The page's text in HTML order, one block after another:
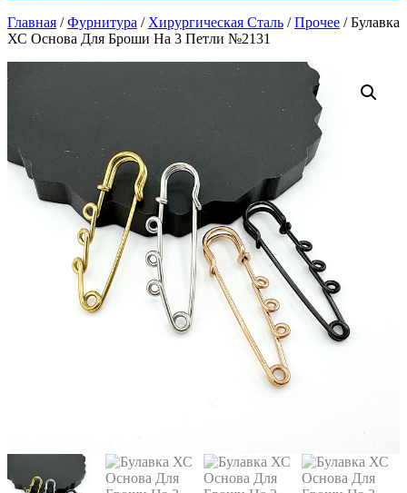
Главная /Фурнитура / Хирургическая Сталь /Прочее / Булавка
ХС Основа Для Броши На 3 Петли №2131